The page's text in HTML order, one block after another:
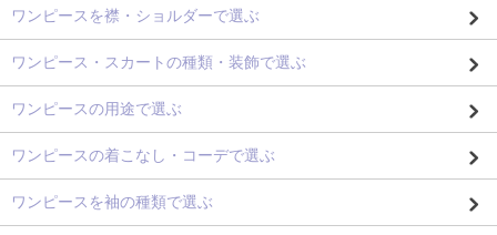
ワンピースを襟・ショルダーで選ぶ
ワンピース・スカートの種類・装飾で選ぶ
ワンピースの用途で選ぶ
ワンピースの着こなし・コーデで選ぶ
ワンピースを袖の種類で選ぶ